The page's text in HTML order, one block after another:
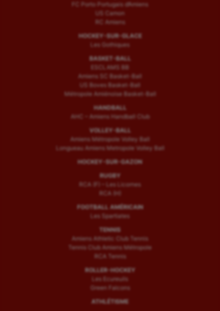
FC Porto Portugais d’Amiens
US Camon
RC Amiens
HOCKEY-SUR-GLACE
Les Gothiques
BASKET-BALL
ESCLAMS BB
Amiens SC Basket-Ball
US Boves Basket-Ball
Métropole Amiénoise Basket-Ball
HANDBALL
AHC – Amiens Handball Club
VOLLEY-BALL
Amiens Métropole Volley Ball
Longueau Amiens Metropole Volley Ball
HOCKEY-SUR-GAZON
RUGBY
RCA (F) – Les Licornes
RCA (H)
FOOTBALL AMÉRICAIN
Les Spartiates
TENNIS
Amiens Athletic Club Tennis
Tennis Club Amiens Métropole
RCA Tennis
ROLLER-HOCKEY
Les Ecureuils
Green Falcons
ATHLÉTISME